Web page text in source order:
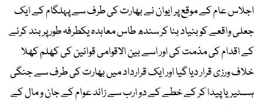
اجلاس عام کے موقع پر ایوان نے بھارت کی طرف سے پہلگام کے ایک
جعلی واقعے کو بنیاد بنا کر سندھ طاس معاہدہ یکطرفہ طور پر بند کرنے
کے اقدام کی مذمت کی اور اسے بین الاقوامی قوانین کی کھلم کھلا
خلاف ورزی قرار دیا گیا اور ایک قرارداد میں بھارت کی طرف سے جنگی
ہسٹیریا پیدا کر کے خطے کے دو ارب سے زائد عوام کے جان و مال کے